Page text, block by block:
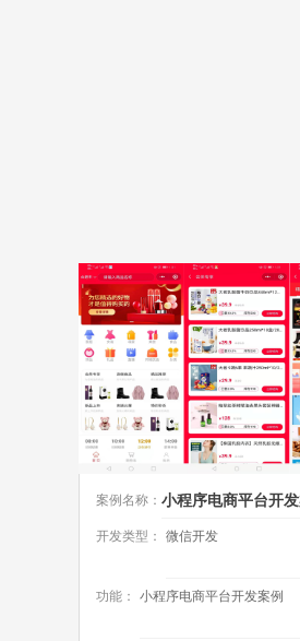
案例名称： 小程序电商平台开
开发类型： 微信开发
功能： 小程序电商平台开发案例